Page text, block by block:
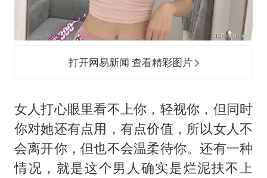
打开网易新闻 查看精彩图片
女人打心眼里看不上你，轻视你，但同时
你对她还有点用，有点价值，所以女人不
会离开你，但也不会温柔待你。还有一种
情况，就是这个男人确实是烂泥扶不上